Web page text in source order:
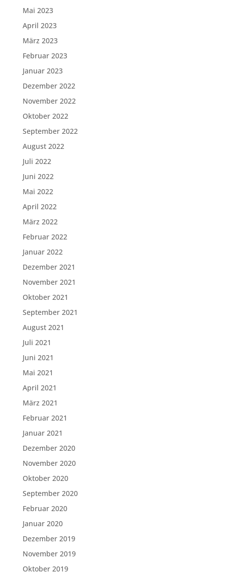
Mai 2023
April 2023
März 2023
Februar 2023
Januar 2023
Dezember 2022
November 2022
Oktober 2022
September 2022
August 2022
Juli 2022
Juni 2022
Mai 2022
April 2022
März 2022
Februar 2022
Januar 2022
Dezember 2021
November 2021
Oktober 2021
September 2021
August 2021
Juli 2021
Juni 2021
Mai 2021
April 2021
März 2021
Februar 2021
Januar 2021
Dezember 2020
November 2020
Oktober 2020
September 2020
Februar 2020
Januar 2020
Dezember 2019
November 2019
Oktober 2019